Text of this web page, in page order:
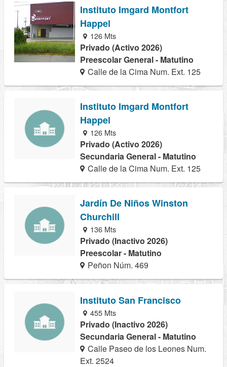
Instituto Imgard Montfort
Happel
126 Mts
Privado (Activo 2026)
Preescolar General - Matutino
Calle de la Cima Num. Ext. 125
Instituto Imgard Montfort
Happel
126 Mts
Privado (Activo 2026)
Secundaria General - Matutino
Calle de la Cima Num. Ext. 125
Jardín De Niños Winston
Churchill
136 Mts
Privado (Inactivo 2026)
Preescolar - Matutino
Peñon Núm. 469
Instituto San Francisco
455 Mts
Privado (Inactivo 2026)
Secundaria General - Matutino
Calle Paseo de los Leones Num.
Ext. 2524